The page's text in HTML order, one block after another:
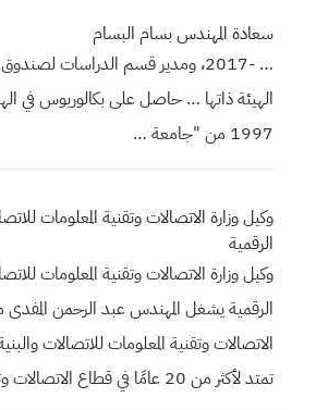
سعادة المهندس بسام البسام
… -2017، ومدير قسم الدراسات لصندوق
الهيئة ذاتها … حاصل على بكالوريوس في
1997 من "جامعة …
وكيل وزارة الاتصالات وتقنية المعلومات
الرقمية
وكيل وزارة الاتصالات وتقنية المعلومات
الرقمية يشغل المهندس عبد الرحمن
الاتصالات وتقنية المعلومات للاتصالات
تمتد لأكثر من 20 عامًا في قطاع الاتصالات وتقنية…